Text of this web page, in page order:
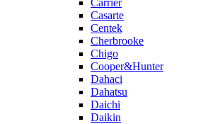
Carrier
Casarte
Centek
Cherbrooke
Chigo
Cooper&Hunter
Dahaci
Dahatsu
Daichi
Daikin